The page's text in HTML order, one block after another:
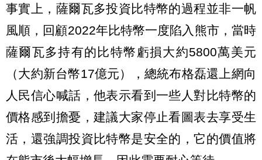
事實上，薩爾瓦多投資比特幣的過程並非一帆
風順，回顧2022年比特幣一度陷入熊市，當時
薩爾瓦多持有的比特幣虧損大約5800萬美元
（大約新台幣17億元），總統布格磊還上網向
人民信心喊話，他表示看到一些人對比特幣的
價格感到擔憂，建議大家停止看圖表去享受生
活，還強調投資比特幣是安全的，它的價值將